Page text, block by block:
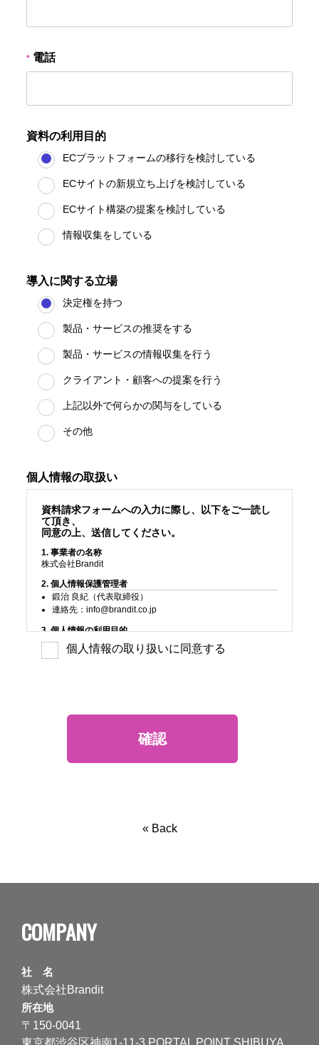
電話
資料の利用目的
ECプラットフォームの移行を検討している
ECサイトの新規立ち上げを検討している
ECサイト構築の提案を検討している
情報収集をしている
導入に関する立場
決定権を持つ
製品・サービスの推奨をする
製品・サービスの情報収集を行う
クライアント・顧客への提案を行う
上記以外で何らかの関与をしている
その他
個人情報の取扱い
資料請求フォームへの入力に際し、以下をご一読し
て頂き、
同意の上、送信してください。
事業者の名称
株式会社Brandit
個人情報保護管理者
鍛治 良紀（代表取締役）
連絡先：info@brandit.co.jp
個人情報の利用目的
お問い合せ者様の個人情報は、問合せ対応及び連絡のために
限定し利用します。
個人情報の取扱いの委託について
が、当社は、個人情報保護マネジメントシステムにより委託
より、本人確認の上、ご請求方法や開示の方法等について説
〒150-0045
個人情報を提供されることの任意性について
当社への個人情報をご提供頂くことは任意ですが、提供され
この個人情報取得 Web フォームでは、クッキーによる、取得
は行っておりません。
個人情報の取り扱いに同意する
« Back
COMPANY
社 名
株式会社Brandit
所在地
〒150-0041
東京都渋谷区神南1-11-3 PORTAL POINT SHIBUYA